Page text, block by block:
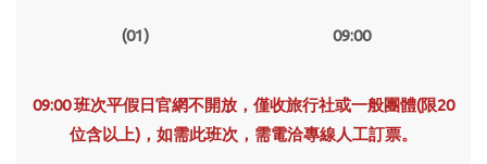
(01) 09:00
09:00 班次平假日官網不開放，僅收旅行社或一般團體(限20
位含以上)，如需此班次，需電洽專線人工訂票。